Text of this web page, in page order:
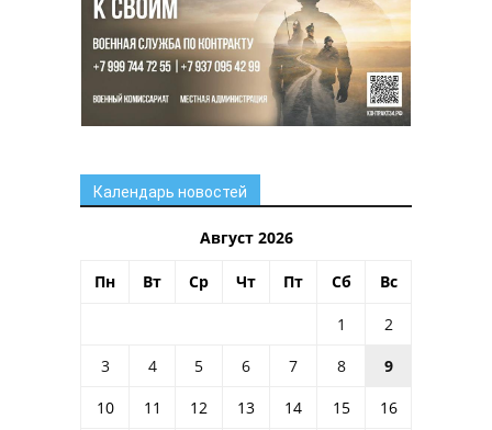
Календарь новостей
Август 2026
Пн Вт Ср Чт Пт Сб Вс
1
2
3
4 5 6 7 8
9
10
11 12 13 14 15
16